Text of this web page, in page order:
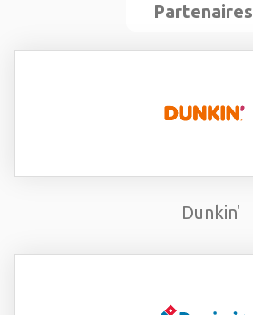
Partenaires
Dunkin'